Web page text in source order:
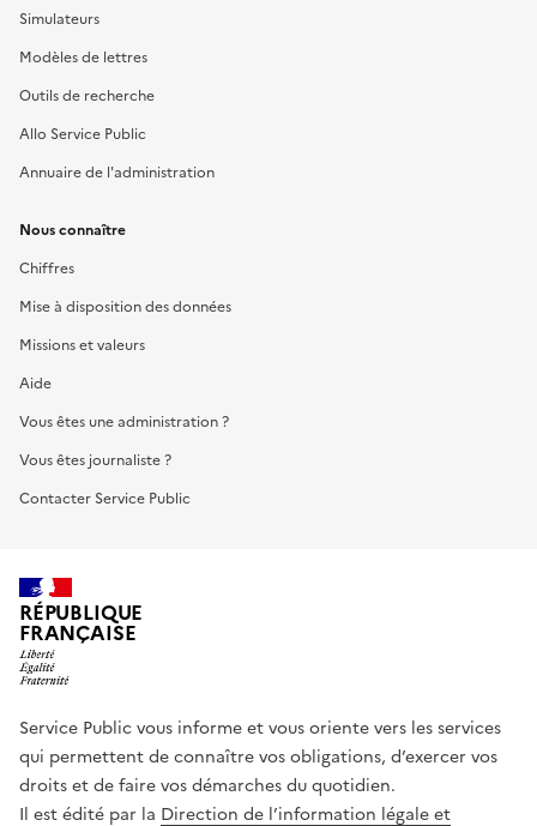
Simulateurs
Modèles de lettres
Outils de recherche
Allo Service Public
Annuaire de l'administration
Nous connaître
Chiffres
Mise à disposition des données
Missions et valeurs
Aide
Vous êtes une administration ?
Vous êtes journaliste ?
Contacter Service Public
RÉPUBLIQUE
FRANÇAISE
Service Public vous informe et vous oriente vers les services
qui permettent de connaître vos obligations, d’exercer vos
droits et de faire vos démarches du quotidien.
Il est édité par la Direction de l’information légale et